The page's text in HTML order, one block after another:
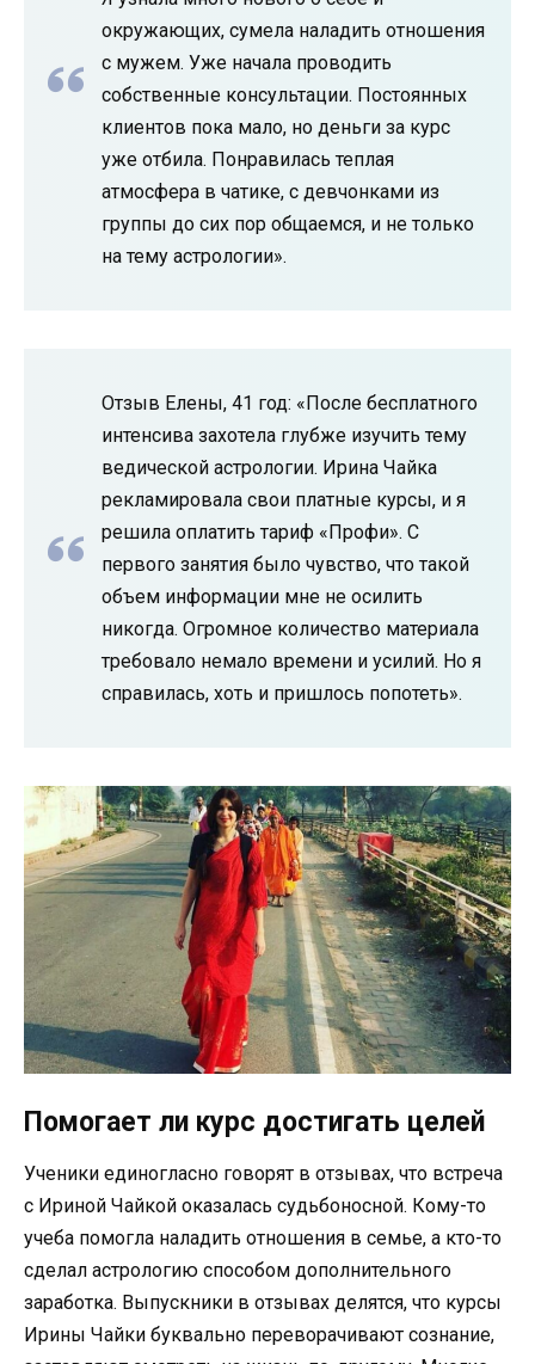
окружающих, сумела наладить отношения
с мужем. Уже начала проводить
собственные консультации. Постоянных
клиентов пока мало, но деньги за курс
уже отбила. Понравилась теплая
атмосфера в чатике, с девчонками из
группы до сих пор общаемся, и не только
на тему астрологии».
Отзыв Елены, 41 год: «После бесплатного
интенсива захотела глубже изучить тему
ведической астрологии. Ирина Чайка
рекламировала свои платные курсы, и я
решила оплатить тариф «Профи». С
первого занятия было чувство, что такой
объем информации мне не осилить
никогда. Огромное количество материала
требовало немало времени и усилий. Но я
справилась, хоть и пришлось попотеть».
Помогает ли курс достигать целей
Ученики единогласно говорят в отзывах, что встреча
с Ириной Чайкой оказалась судьбоносной. Кому-то
учеба помогла наладить отношения в семье, а кто-то
сделал астрологию способом дополнительного
заработка. Выпускники в отзывах делятся, что курсы
Ирины Чайки буквально переворачивают сознание,